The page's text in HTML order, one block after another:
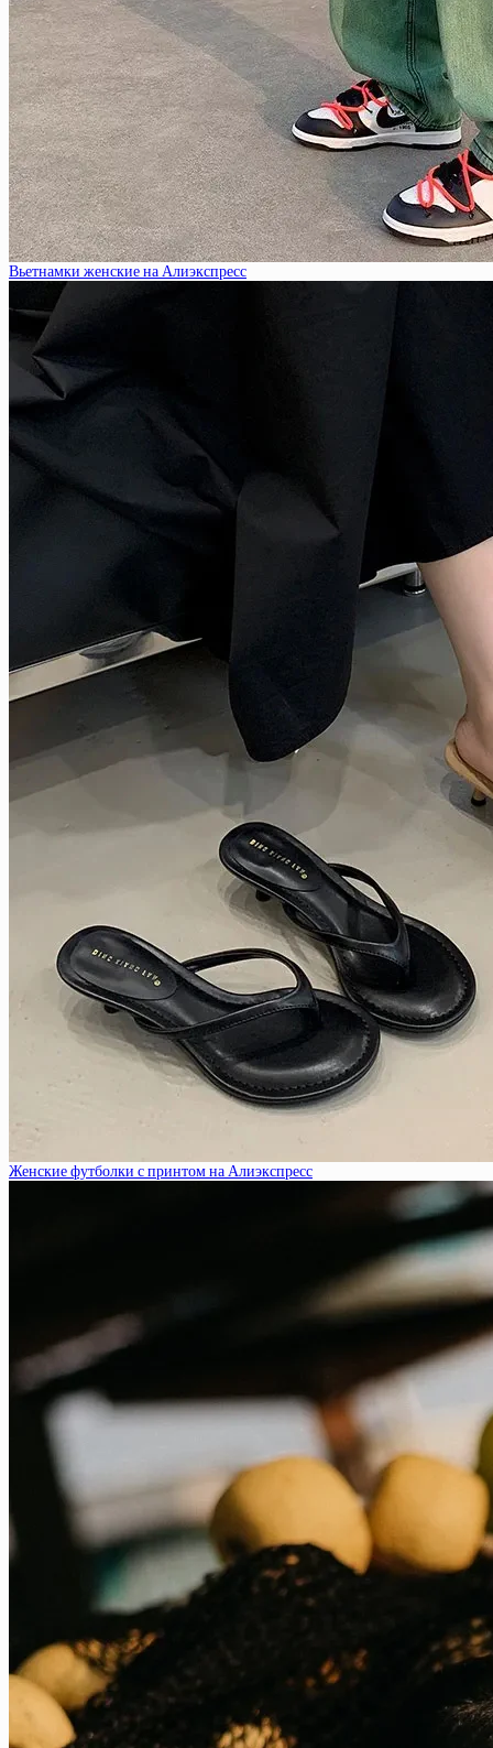
Вьетнамки женские на Алиэкспресс
Женские футболки с принтом на Алиэкспресс